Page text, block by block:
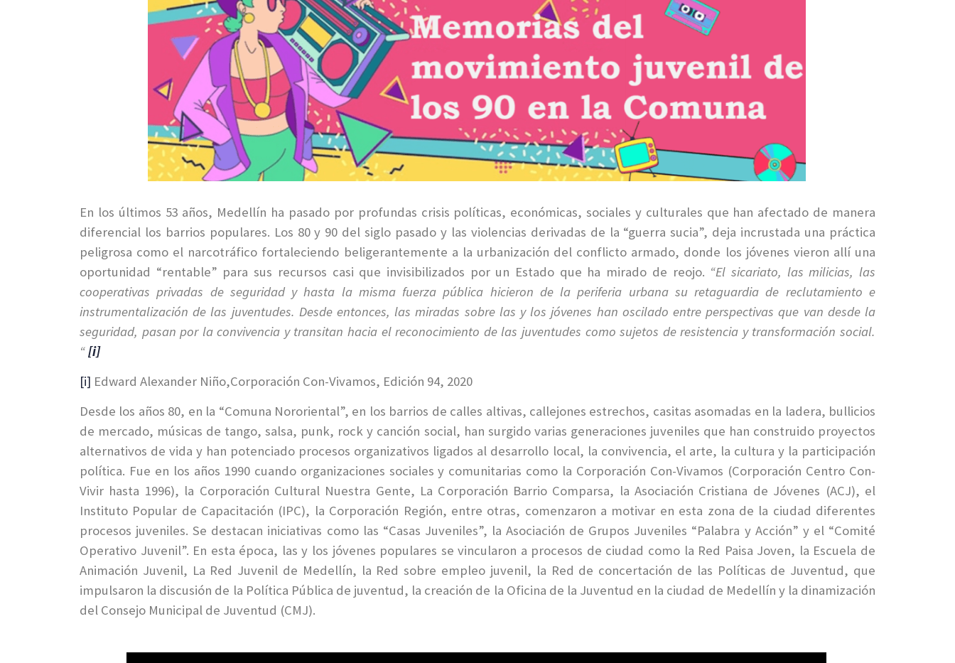
En los últimos 53 años, Medellín ha pasado por profundas crisis políticas, económicas, sociales y culturales que han afectado de manera
diferencial los barrios populares. Los 80 y 90 del siglo pasado y las violencias derivadas de la “guerra sucia”, deja incrustada una práctica
peligrosa como el narcotráfico fortaleciendo beligerantemente a la urbanización del conflicto armado, donde los jóvenes vieron allí una
oportunidad “rentable” para sus recursos casi que invisibilizados por un Estado que ha mirado de reojo. “El sicariato, las milicias, las
cooperativas privadas de seguridad y hasta la misma fuerza pública hicieron de la periferia urbana su retaguardia de reclutamiento e
instrumentalización de las juventudes. Desde entonces, las miradas sobre las y los jóvenes han oscilado entre perspectivas que van desde la
seguridad, pasan por la convivencia y transitan hacia el reconocimiento de las juventudes como sujetos de resistencia y transformación social.
“[i]
[i] Edward Alexander Niño,Corporación Con-Vivamos, Edición 94, 2020
Desde los años 80, en la “Comuna Nororiental”, en los barrios de calles altivas, callejones estrechos, casitas asomadas en la ladera, bullicios
de mercado, músicas de tango, salsa, punk, rock y canción social, han surgido varias generaciones juveniles que han construido proyectos
alternativos de vida y han potenciado procesos organizativos ligados al desarrollo local, la convivencia, el arte, la cultura y la participación
política. Fue en los años 1990 cuando organizaciones sociales y comunitarias como la Corporación Con-Vivamos (Corporación Centro Con-
Vivir hasta 1996), la Corporación Cultural Nuestra Gente, La Corporación Barrio Comparsa, la Asociación Cristiana de Jóvenes (ACJ), el
Instituto Popular de Capacitación (IPC), la Corporación Región, entre otras, comenzaron a motivar en esta zona de la ciudad diferentes
procesos juveniles. Se destacan iniciativas como las “Casas Juveniles”, la Asociación de Grupos Juveniles “Palabra y Acción” y el “Comité
Operativo Juvenil”. En esta época, las y los jóvenes populares se vincularon a procesos de ciudad como la Red Paisa Joven, la Escuela de
Animación Juvenil, La Red Juvenil de Medellín, la Red sobre empleo juvenil, la Red de concertación de las Políticas de Juventud, que
impulsaron la discusión de la Política Pública de juventud, la creación de la Oficina de la Juventud en la ciudad de Medellín y la dinamización
del Consejo Municipal de Juventud (CMJ).